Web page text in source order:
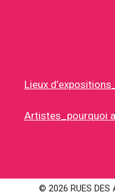
Lieux
Artistes_pourquoi
© 2026 RUES DES